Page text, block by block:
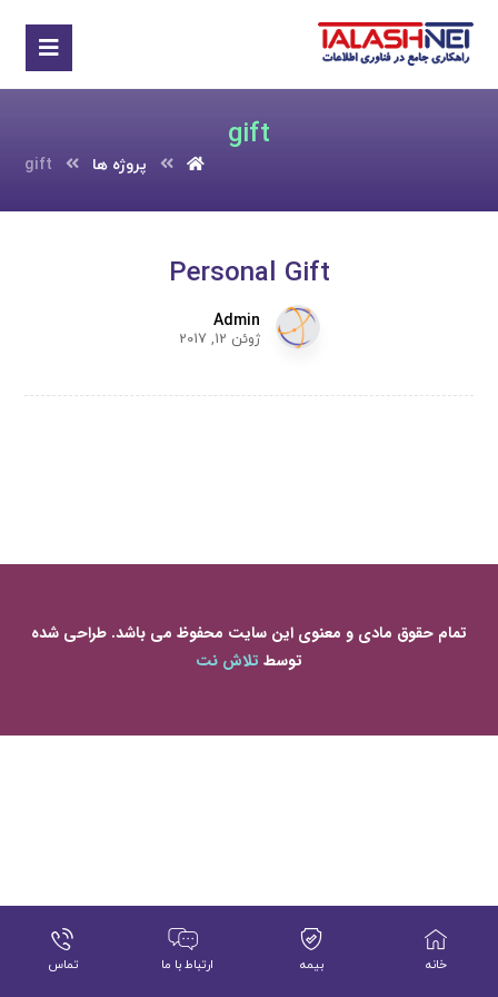
gift
پروژه ها gift
Personal Gift
Admin
ژوئن 12, 2017
تمام حقوق مادی و معنوی این سایت محفوظ می باشد. طراحی شده
توسط تلاش نت
خانه بیمه ارتباط با ما تماس